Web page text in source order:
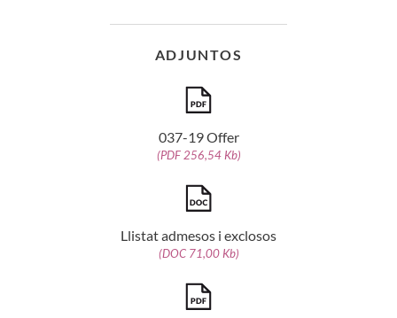
ADJUNTOS
037-19 Offer
(PDF 256,54 Kb)
Llistat admesos i exclosos
(DOC 71,00 Kb)